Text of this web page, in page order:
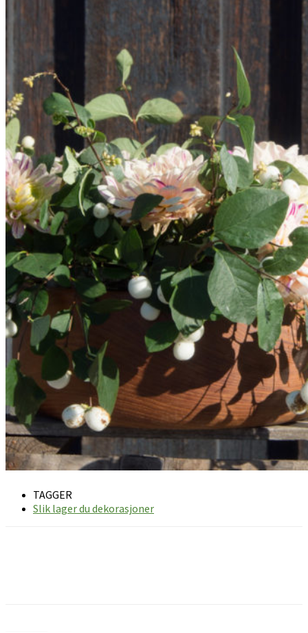
TAGGER
Slik lager du dekorasjoner